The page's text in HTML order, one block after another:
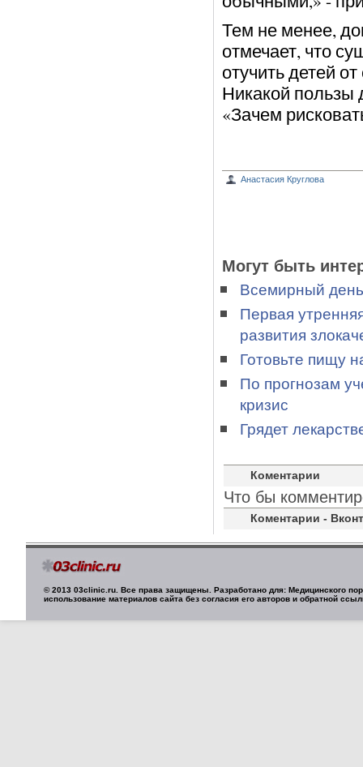
Тем не менее,
отмечает, что
отучить детей
Никакой пользы
«Зачем
Анастасия Круглова
Могут быть
Всемирный
Первая
развития
Готовьте пищу
По прогнозам
кризис
Грядет
Коментарии
Что бы
Коментарии -
© 2013 03clinic.ru. Все права защищены. Разработано для: Медицинского
использование материалов сайта без согласия его авторов и обратной